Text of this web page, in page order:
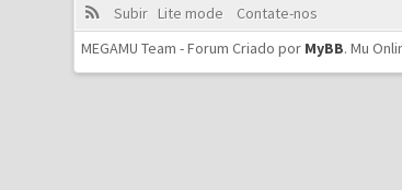
Subir Lite mode
Contate-nos
MEGAMU Team - Forum Criado por MyBB.Mu